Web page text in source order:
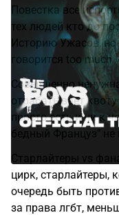
Повестка все
тех людей кто до
Историю Ужасов, но
говорится too much
Совершенно
отрабатывает
просто есть и ни к
бедный Француз" не
Старлайтеры vs
цирк,
очередь быть
за права лгбт,